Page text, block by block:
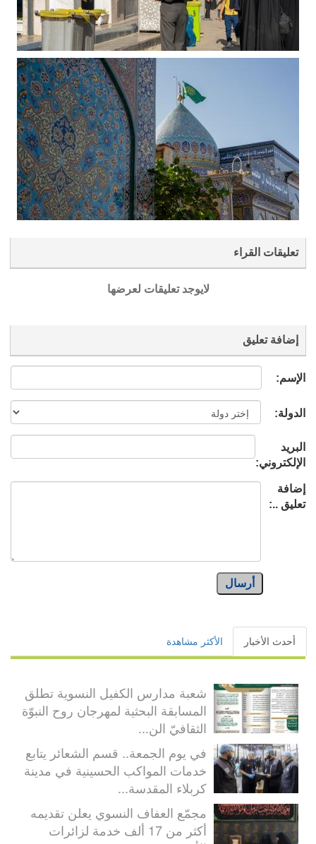
تعليقات القراء
لايوجد تعليقات لعرضها
إضافة تعليق
الإسم:
الدولة:
البريد
الإلكتروني:
إضافة
تعليق ..:
أرسال
أحدث الأخبار الأكثر مشاهدة
شعبة مدارس الكفيل النسوية تطلق
المسابقة البحثية لمهرجان روح النبوّة
الثقافيّ الن...
في يوم الجمعة.. قسم الشعائر يتابع
خدمات المواكب الحسينية في مدينة
كربلاء المقدسة...
مجمّع العفاف النسوي يعلن تقديمه
أكثر من 17 ألف خدمة لزائرات